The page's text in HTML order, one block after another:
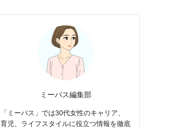
ミーパス編集部
「ミーパス」では30代女性のキャリア、
育児、ライフスタイルに役立つ情報を徹底